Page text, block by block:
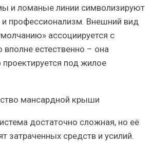
и ломаные линии символизируют
и профессионализм. Внешний вид
ассоциируется с
вполне естественно – она
проектируется под жилое
достаточно сложная, но её
затраченных средств и усилий.